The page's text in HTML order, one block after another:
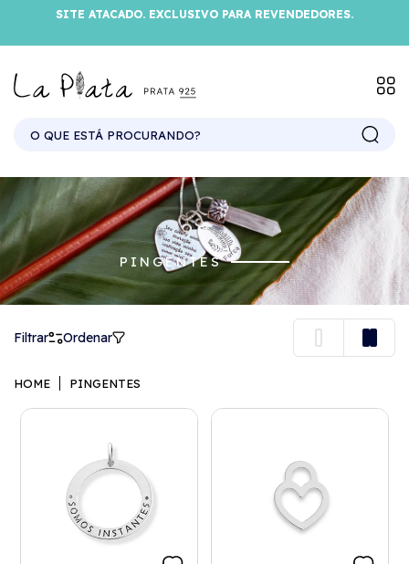
SITE ATACADO. EXCLUSIVO PARA REVENDEDORES.
PINGENTES
Filtrar Ordenar
HOME PINGENTES